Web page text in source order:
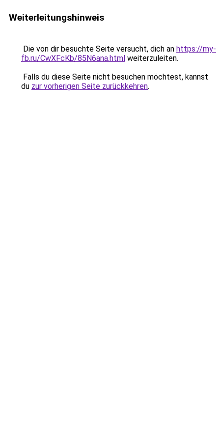
Weiterleitungshinweis
Die von dir besuchte Seite versucht, dich an https://my-
fb.ru/CwXFcKb/85N6ana.html weiterzuleiten.
Falls du diese Seite nicht besuchen möchtest, kannst
du zur vorherigen Seite zurückkehren.